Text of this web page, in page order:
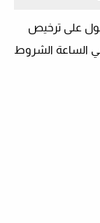
على ترخيص
الساعة الشروط